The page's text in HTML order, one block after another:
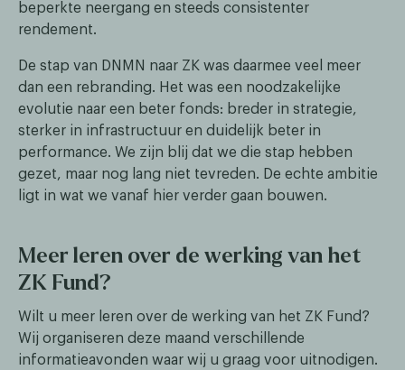
beperkte neergang en steeds consistenter
rendement.
De stap van DNMN naar ZK was daarmee veel meer
dan een rebranding. Het was een noodzakelijke
evolutie naar een beter fonds: breder in strategie,
sterker in infrastructuur en duidelijk beter in
performance. We zijn blij dat we die stap hebben
gezet, maar nog lang niet tevreden. De echte ambitie
ligt in wat we vanaf hier verder gaan bouwen.
Meer leren over de werking van het
ZK Fund?
Wilt u meer leren over de werking van het ZK Fund?
Wij organiseren deze maand verschillende
informatieavonden waar wij u graag voor uitnodigen.